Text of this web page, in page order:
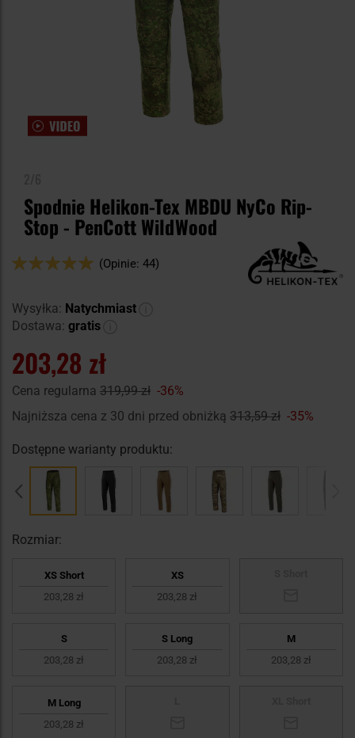
Spodnie Helikon-Tex MBDU NyCo Rip-
Stop - PenCott WildWood
Ocena:
(Opinie: 44)
Wysyłka: Natychmiast
Dostawa: gratis
203,28 zł
Cena regularna 319,99 zł -36%
Najniższa cena z 30 dni przed obniżką 313,59 zł -35%
Dostępne warianty produktu:
Rozmiar:
XS Short
203,28 zł
XS
203,28 zł
S
203,28 zł
S Long
203,28 zł
M
203,28 zł
M Long
203,28 zł